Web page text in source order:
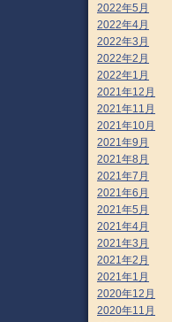
2022年5月
2022年4月
2022年3月
2022年2月
2022年1月
2021年12月
2021年11月
2021年10月
2021年9月
2021年8月
2021年7月
2021年6月
2021年5月
2021年4月
2021年3月
2021年2月
2021年1月
2020年12月
2020年11月